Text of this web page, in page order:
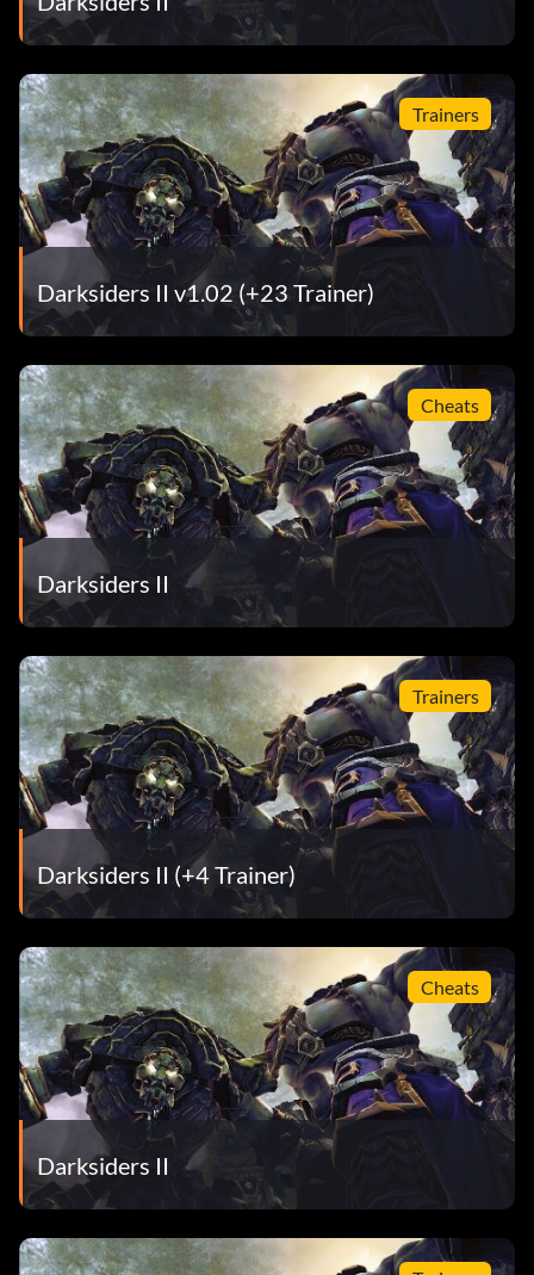
Trainers
Darksiders II v1.02 (+23 Trainer)
Cheats
Darksiders II
Trainers
Darksiders II (+4 Trainer)
Cheats
Darksiders II